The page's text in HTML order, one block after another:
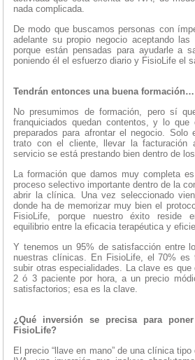
nada complicada.
De modo que buscamos personas con
adelante su propio negocio aceptando
porque están pensadas para ayudarle a
poniendo él el esfuerzo diario y FisioLife el
Tendrán entonces una buena formación…
No presumimos de formación, pero sí
franquiciados quedan contentos, y lo
preparados para afrontar el negocio. Solo
trato con el cliente, llevar la facturación
servicio se está prestando bien dentro de
La formación que damos muy completa
proceso selectivo importante dentro de la
abrir la clínica. Una vez seleccionado
donde ha de memorizar muy bien el
FisioLife, porque nuestro éxito reside
equilibrio entre la eficacia terapéutica y
Y tenemos un 95% de satisfacción entre
nuestras clínicas. En FisioLife, el 70% es
subir otras especialidades. La clave es
2 ó 3 paciente por hora, a un precio
satisfactorios; esa es la clave.
¿Qué inversión se precisa para
FisioLife?
El precio “llave en mano” de una clínica